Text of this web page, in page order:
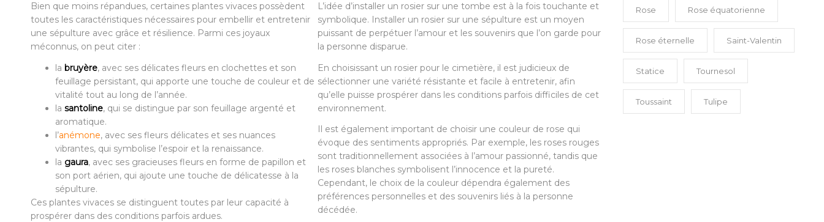
Bien que moins répandues, certaines plantes vivaces possèdent
toutes les caractéristiques nécessaires pour embellir et entretenir
une sépulture avec grâce et résilience. Parmi ces joyaux
méconnus, on peut citer :
la bruyère, avec ses délicates fleurs en clochettes et son
feuillage persistant, qui apporte une touche de couleur et de
vitalité tout au long de l’année.
la santoline, qui se distingue par son feuillage argenté et
aromatique.
l’anémone, avec ses fleurs délicates et ses nuances
vibrantes, qui symbolise l’espoir et la renaissance.
la gaura, avec ses gracieuses fleurs en forme de papillon et
son port aérien, qui ajoute une touche de délicatesse à la
sépulture.
Ces plantes vivaces se distinguent toutes par leur capacité à
prospérer dans des conditions parfois ardues.
L’idée d’installer un rosier sur une tombe est à la fois touchante et
symbolique. Installer un rosier sur une sépulture est un moyen
puissant de perpétuer l’amour et les souvenirs que l’on garde pour
la personne disparue.
En choisissant un rosier pour le cimetière, il est judicieux de
sélectionner une variété résistante et facile à entretenir, afin
qu’elle puisse prospérer dans les conditions parfois difficiles de cet
environnement.
Il est également important de choisir une couleur de rose qui
évoque des sentiments appropriés. Par exemple, les roses rouges
sont traditionnellement associées à l’amour passionné, tandis que
les roses blanches symbolisent l’innocence et la pureté.
Cependant, le choix de la couleur dépendra également des
préférences personnelles et des souvenirs liés à la personne
décédée.
Rose Rose équatorienne
Rose éternelle Saint-Valentin
Statice Tournesol
Toussaint Tulipe